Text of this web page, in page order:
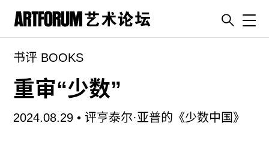
artguide
新闻
展评
杂志
书评 BOOKS
重审“少数”
2024.08.29 • 评亨泰尔·亚普的《少数中国》